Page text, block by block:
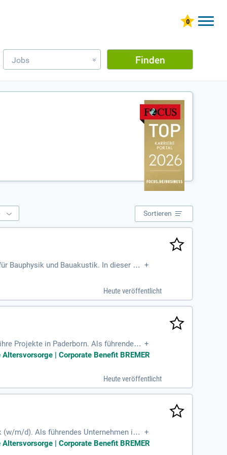
Jobs » Finden
Sortieren
Bauphysik und Bauakustik. In dieser Po
Energiebilanzen. Sie begleiten KfW-F
und Lebenszyklusanalysen für Neubau-
und entwickeln raumakustische K
mit!
+
Heute veröffentlicht
Projekte in Paderborn. Als führendes
Immobilien- und Bauwirtschaft. Seit 194
Bau und Serviceleistungen. Mit etwa
tragen Sie zum Kundenerfolg bei!
+
| Corporate Benefit BREMER
Heute veröffentlicht
(w/m/d). Als führendes Unternehmen im
Seit 1947 begleiten wir Bauprojekte vo
Jahresumsatz von rund 1.000 Mio.
+
| Corporate Benefit BREMER